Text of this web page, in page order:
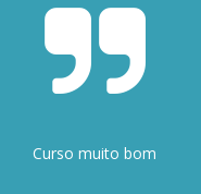
Curso muito bom